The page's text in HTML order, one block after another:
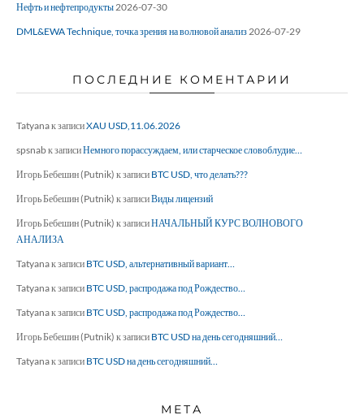
Нефть и нефтепродукты2026-07-30
DML&EWA Technique, точка зрения на волновой анализ2026-07-29
ПОСЛЕДНИЕ КОМЕНТАРИИ
Tatyanaк записиXAU USD,11.06.2026
spsnabк записиНемного порассуждаем, или старческое словоблудие…
Игорь Бебешин (Putnik) к записи BTC USD, что делать???
Игорь Бебешин (Putnik) к записиВиды лицензий
Игорь Бебешин (Putnik) к записиНАЧАЛЬНЫЙ КУРС ВОЛНОВОГО
АНАЛИЗА
Tatyanaк записи BTC USD, альтернативный вариант…
Tatyanaк записи BTC USD, распродажа под Рождество…
Tatyanaк записи BTC USD, распродажа под Рождество…
Игорь Бебешин (Putnik) к записи BTC USD на день сегодняшний…
Tatyanaк записи BTC USD на день сегодняшний…
МЕТА